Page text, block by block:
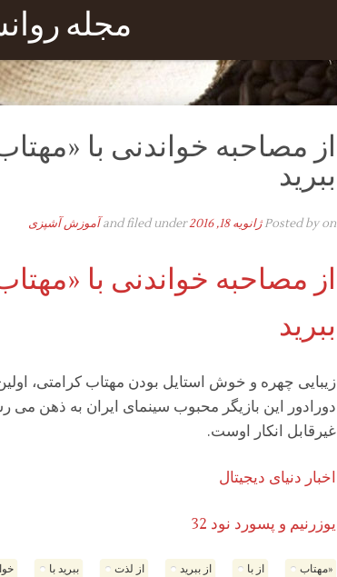
مجله
از مصاحبه خواندنی با
ببرید
Posted byon ژانویه 18, 2016 and filed under آموزش آشپزی
از مصاحبه خواندنی با
ببرید
زیبایی چهره و خوش استایل بودن مهتاب کرامتی،
دورادور این بازیگر محبوب سینمای ایران به ذهن می
غیرقابل انکار اوست.
اخبار دنیای دیجیتال
یوزرنیم و پسورد نود 32
«مهتاب از با از ببرید از لذت ببرید با